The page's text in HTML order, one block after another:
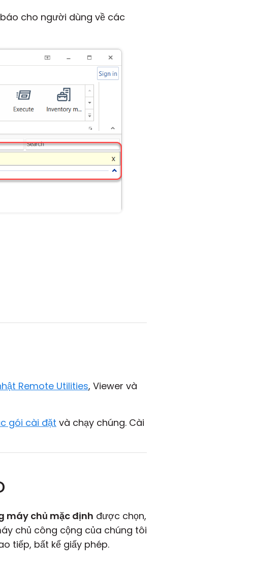
cho người dùng về các
Remote Utilities, Viewer và
gói cài đặt và chạy chúng. Cài
máy chủ mặc định được chọn,
chủ công cộng của chúng tôi
tiếp, bất kể giấy phép.